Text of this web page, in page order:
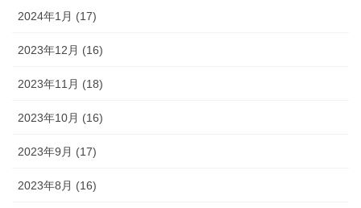
2024年1月 (17)
2023年12月 (16)
2023年11月 (18)
2023年10月 (16)
2023年9月 (17)
2023年8月 (16)